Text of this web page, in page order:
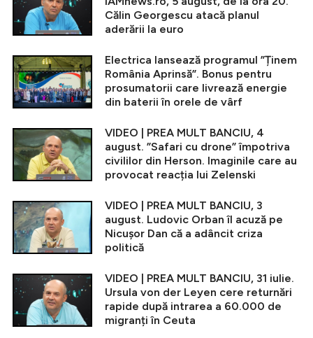
Călin Georgescu atacă planul
aderării la euro
Electrica lansează programul ”Ținem
România Aprinsă”. Bonus pentru
prosumatorii care livrează energie
din baterii în orele de vârf
VIDEO | PREA MULT BANCIU, 4
august. ”Safari cu drone” împotriva
civililor din Herson. Imaginile care au
provocat reacția lui Zelenski
VIDEO | PREA MULT BANCIU, 3
august. Ludovic Orban îl acuză pe
Nicușor Dan că a adâncit criza
politică
VIDEO | PREA MULT BANCIU, 31 iulie.
Ursula von der Leyen cere returnări
rapide după intrarea a 60.000 de
migranți în Ceuta